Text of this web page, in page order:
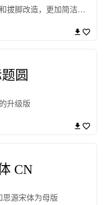
拔脚改造，更加简洁现
圆
升级版
CN
思源宋体为母版